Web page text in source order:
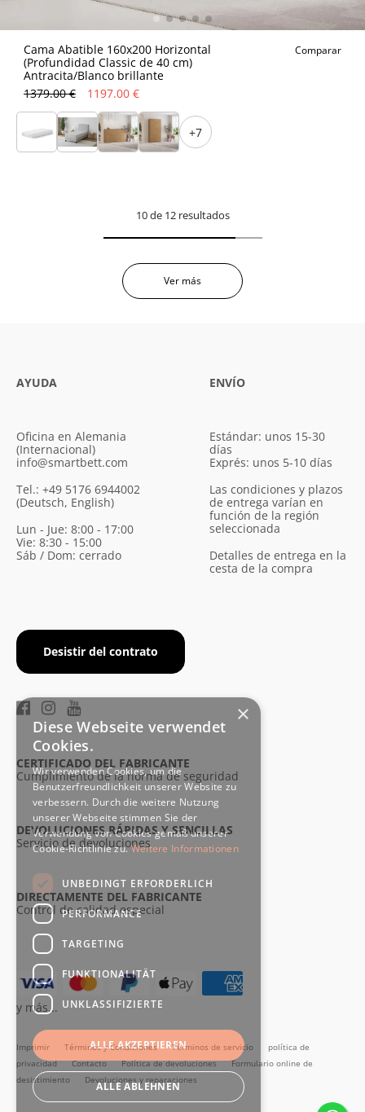
Cama Abatible 160x200 Horizontal
(Profundidad Classic de 40 cm)
Antracita/Blanco brillante
Comparar
1379.00 € 1197.00 €
+7
10 de 12 resultados
Ver más
AYUDA
Oficina en Alemania
(Internacional)
info@smartbett.com
Tel.: +49 5176 6944002
(Deutsch, English)
Lun - Jue: 8:00 - 17:00
Vie: 8:30 - 15:00
Sáb / Dom: cerrado
Desistir del contrato
ENVÍO
Estándar: unos 15-30
días
Exprés: unos 5-10 días
Las condiciones y plazos
de entrega varían en
función de la región
seleccionada
Detalles de entrega en la
cesta de la compra
CERTIFICADO DEL FABRICANTE
Cumplimiento de la norma de seguridad
DEVOLUCIONES RÁPIDAS Y SENCILLAS
Servicio de devoluciones
DIRECTAMENTE DEL FABRICANTE
Control de calidad especial
Imprimir Términos y Condiciones Términos de servicio
política de
privacidad
Contacto Política de devoluciones
Formulario online de
desistimiento
Devoluciones y reparaciones
y más...
×
Diese Webseite verwendet
Cookies.
Wir verwenden Cookies, um die
Benutzerfreundlichkeit unserer Website zu
verbessern. Durch die weitere Nutzung
unserer Webseite stimmen Sie der
Verwendung von Cookies gemäß unserer
Cookie-Richtlinie zu.Weitere Informationen
UNBEDINGT ERFORDERLICH
PERFORMANCE
TARGETING
FUNKTIONALITÄT
UNKLASSIFIZIERTE
ALLE AKZEPTIEREN
ALLE ABLEHNEN